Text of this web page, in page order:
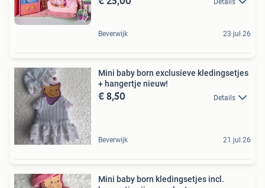
Details
Beverwijk 23 jul 26
Mini baby born exclusieve kledingsetjes
+ hangertje nieuw!
€ 8,50 Details
Beverwijk 21 jul 26
Mini baby born kledingsetjes incl.